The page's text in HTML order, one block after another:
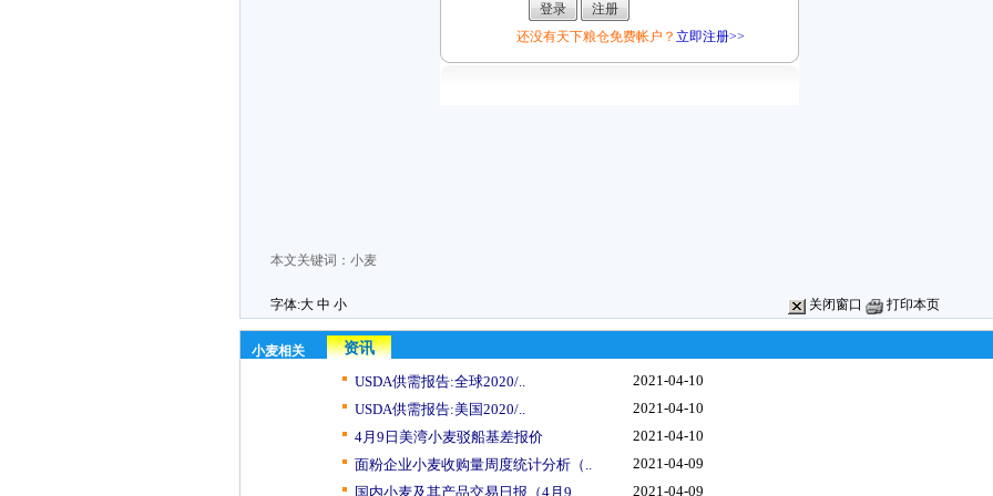
还没有天下粮仓免费帐户？ 立即注册>>
本文关键词： 小麦
字体:大 中 小 关闭窗口 打印本页
小麦相关
资讯
USDA供需报告:全球2020/..
2021-04-10
USDA供需报告:美国2020/..
2021-04-10
4月9日美湾小麦驳船基差报价
2021-04-10
面粉企业小麦收购量周度统计分析（..
2021-04-09
国内小麦及其产品交易日报（4月9..
2021-04-09